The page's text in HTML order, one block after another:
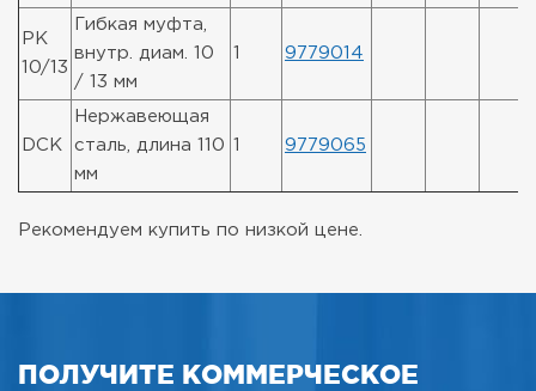
PK
10/13
Гибкая муфта,
внутр. диам. 10
/ 13 мм
9779014
DCK
Нержавеющая
сталь, длина 110
мм
9779065
Рекомендуем купить по низкой цене.
ПОЛУЧИТЕ КОММЕРЧЕСКОЕ